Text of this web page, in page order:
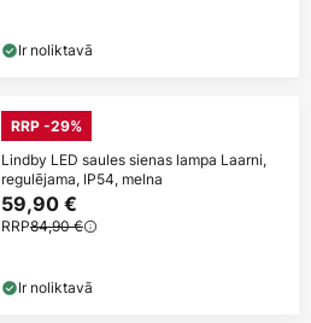
Ir noliktavā
RRP -29%
Lindby LED saules sienas lampa Laarni,
regulējama, IP54, melna
59,90 €
RRP84,90 €
Ir noliktavā